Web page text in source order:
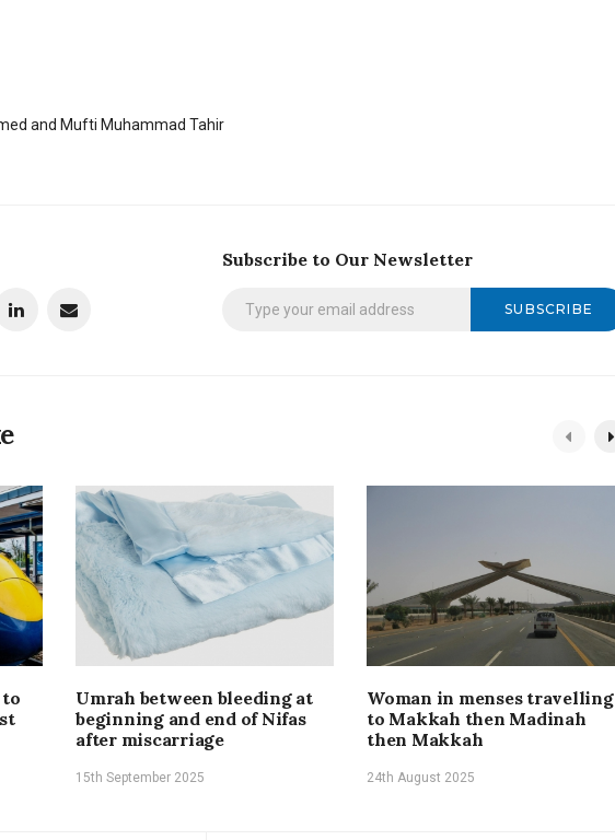
and Mufti Muhammad Tahir
Subscribe to Our Newsletter
SUBSCRIBE
Umrah between bleeding at
beginning and end of Nifas
after miscarriage
15th September 2025
Woman in menses travelling
to Makkah then Madinah
then Makkah
24th August 2025